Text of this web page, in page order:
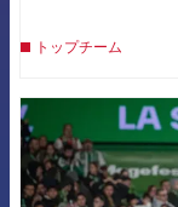
トップチーム